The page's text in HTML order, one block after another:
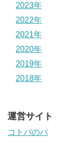
2023年
2022年
2021年
2020年
2019年
2018年
運営サイト
コトバのバ